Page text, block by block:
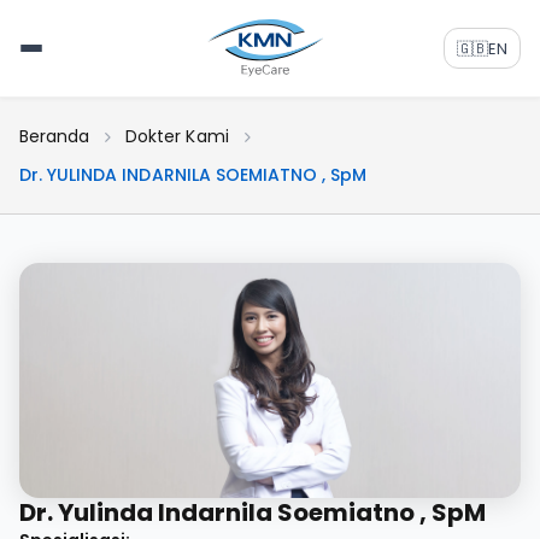
🇬🇧EN
Beranda
Dokter Kami
Dr. YULINDA INDARNILA SOEMIATNO , SpM
Dr. Yulinda Indarnila Soemiatno , SpM